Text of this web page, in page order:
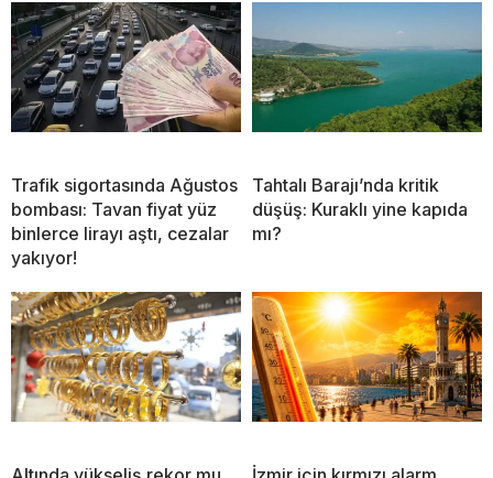
Trafik sigortasında Ağustos
bombası: Tavan fiyat yüz
binlerce lirayı aştı, cezalar
yakıyor!
Tahtalı Barajı’nda kritik
düşüş: Kuraklı yine kapıda
mı?